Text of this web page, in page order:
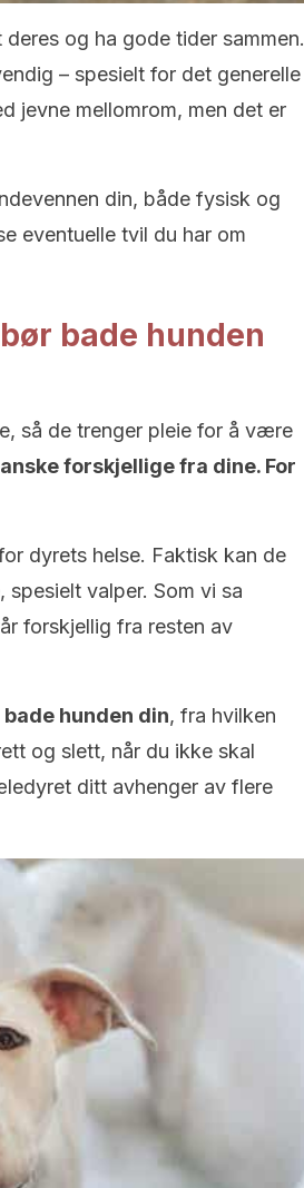
og ha gode tider sammen.
– spesielt for det generelle
jevne mellomrom, men det er
din, både fysisk og
eventuelle tvil du har om
bade hunden
så de trenger pleie for å være
forskjellige fra dine. For
dyrets helse. Faktisk kan de
valper. Som vi sa
forskjellig fra resten av
hunden din, fra hvilken
og slett, når du ikke skal
ditt avhenger av flere